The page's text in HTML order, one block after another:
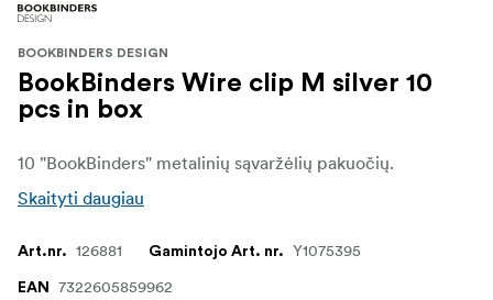
BOOKBINDERS DESIGN
BookBinders Wire clip M silver 10
pcs in box
10 "BookBinders" metalinių sąvaržėlių pakuočių.
Skaityti daugiau
Art.nr. 126881 Gamintojo Art. nr. Y1075395
EAN 7322605859962